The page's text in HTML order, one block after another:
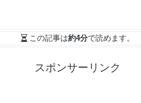
この記事は約4分で読めます。
スポンサーリンク